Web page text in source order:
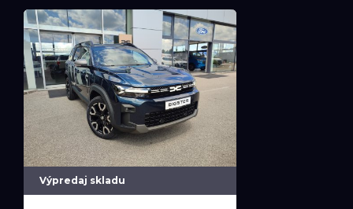
Výpredaj skladu